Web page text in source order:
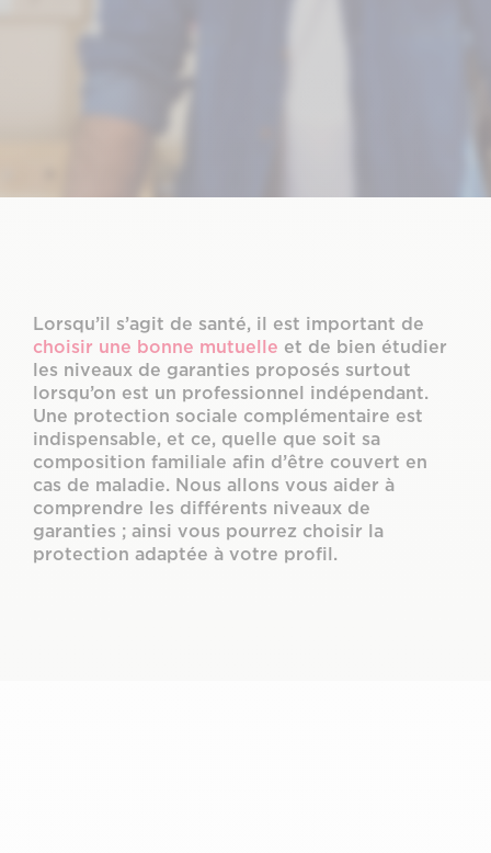
Lorsqu’il s’agit de santé, il est important de
choisir une bonne mutuelle et de bien étudier
les niveaux de garanties proposés surtout
lorsqu’on est un professionnel indépendant.
Une protection sociale complémentaire est
indispensable, et ce, quelle que soit sa
composition familiale afin d’être couvert en
cas de maladie. Nous allons vous aider à
comprendre les différents niveaux de
garanties ; ainsi vous pourrez choisir la
protection adaptée à votre profil.